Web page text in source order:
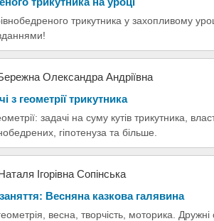
трикутника у захопливому
Олександра Андріївна
з геометрії трикутника
задачі на суму кутів трикутника,
гіпотенуза та більше.
Ігорівна Сопінська
Весняна казкова галявина
весна, творчість, моторика.